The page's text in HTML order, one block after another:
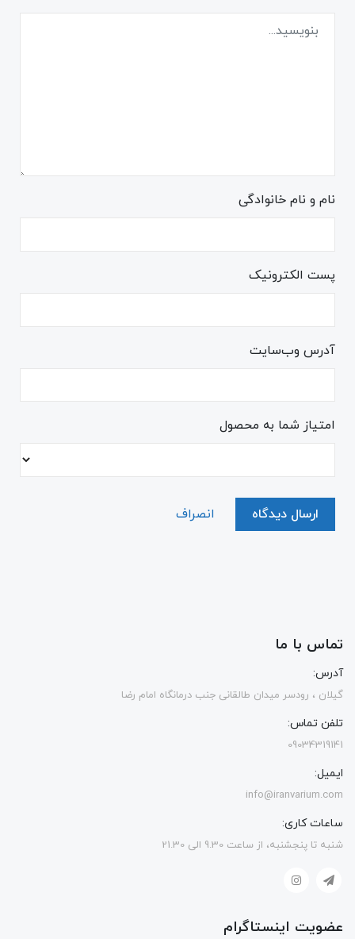
نام و نام خانوادگی
پست الکترونیک
آدرس وب‌سایت
امتیاز شما به محصول
ارسال دیدگاه انصراف
تماس با ما
آدرس:
گیلان ، رودسر میدان طالقانی جنب درمانگاه امام رضا
تلفن تماس:
09034319141
ایمیل:
info@iranvarium.com
ساعات کاری:
شنبه تا پنجشنبه، از ساعت 9.30 الی 21.30
عضویت اینستاگرام